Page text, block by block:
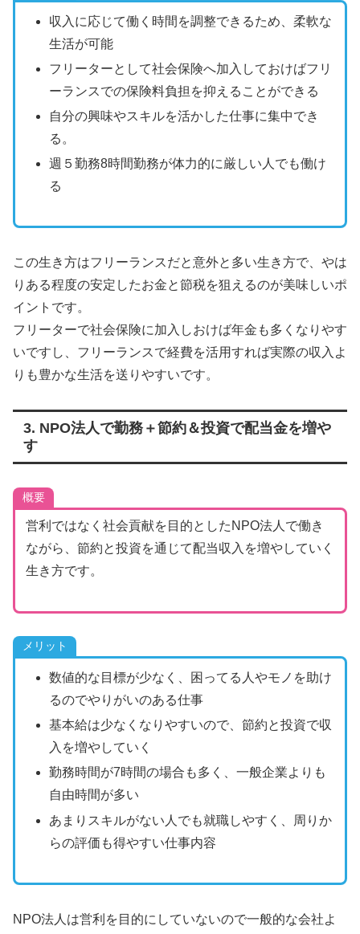
収入に応じて働く時間を調整できるため、柔軟な
生活が可能
フリーターとして社会保険へ加入しておけばフリ
ーランスでの保険料負担を抑えることができる
自分の興味やスキルを活かした仕事に集中でき
る。
週５勤務8時間勤務が体力的に厳しい人でも働け
る
この生き方はフリーランスだと意外と多い生き方で、やは
りある程度の安定したお金と節税を狙えるのが美味しいポ
イントです。
フリーターで社会保険に加入しおけば年金も多くなりやす
いですし、フリーランスで経費を活用すれば実際の収入よ
りも豊かな生活を送りやすいです。
3. NPO法人で勤務＋節約＆投資で配当金を増や
す
概要
営利ではなく社会貢献を目的としたNPO法人で働き
ながら、節約と投資を通じて配当収入を増やしていく
生き方です。
メリット
数値的な目標が少なく、困ってる人やモノを助け
るのでやりがいのある仕事
基本給は少なくなりやすいので、節約と投資で収
入を増やしていく
勤務時間が7時間の場合も多く、一般企業よりも
自由時間が多い
あまりスキルがない人でも就職しやすく、周りか
らの評価も得やすい仕事内容
NPO法人は営利を目的にしていないので一般的な会社よ